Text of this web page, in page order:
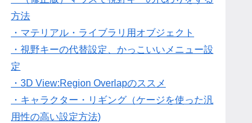
方法
・マテリアル・ライブラリ用オブジェクト
・視野キーの代替設定、かっこいいメニュー設
定
・3D View:Region Overlapのススメ
・キャラクター・リギング（ケージを使った汎
用性の高い設定方法)